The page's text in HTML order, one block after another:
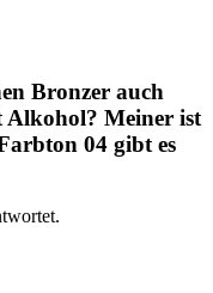
Bronzer auch
Alkohol? Meiner ist
04 gibt es